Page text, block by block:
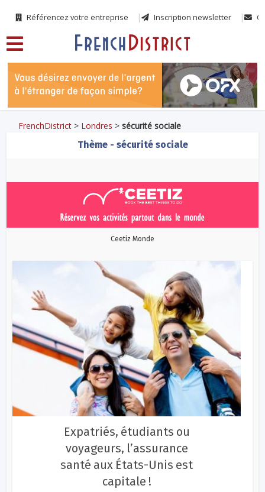
Référencez votre entreprise Inscription newsletter
FrenchDistrict > Londres >sécurité sociale
Thème - sécurité sociale
Ceetiz Monde
Expatriés, étudiants ou
voyageurs, l’assurance
santé aux États-Unis est
capitale !